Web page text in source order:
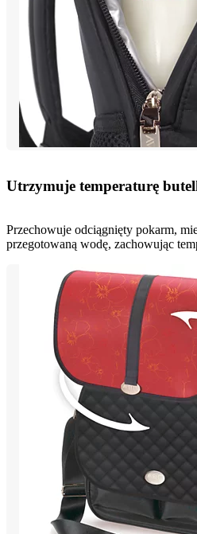
Utrzymuje temperaturę
Przechowuje odciągnięty pokarm,
przegotowaną wodę, zachowując